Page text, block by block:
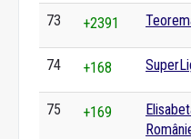
73 +2391
74 +168
75 +169